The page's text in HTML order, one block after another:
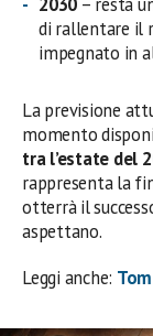
di rallentare il
impegnato in
La previsione
momento
tra l’estate del
rappresenta la
otterrà il
aspettano.
Leggi anche: